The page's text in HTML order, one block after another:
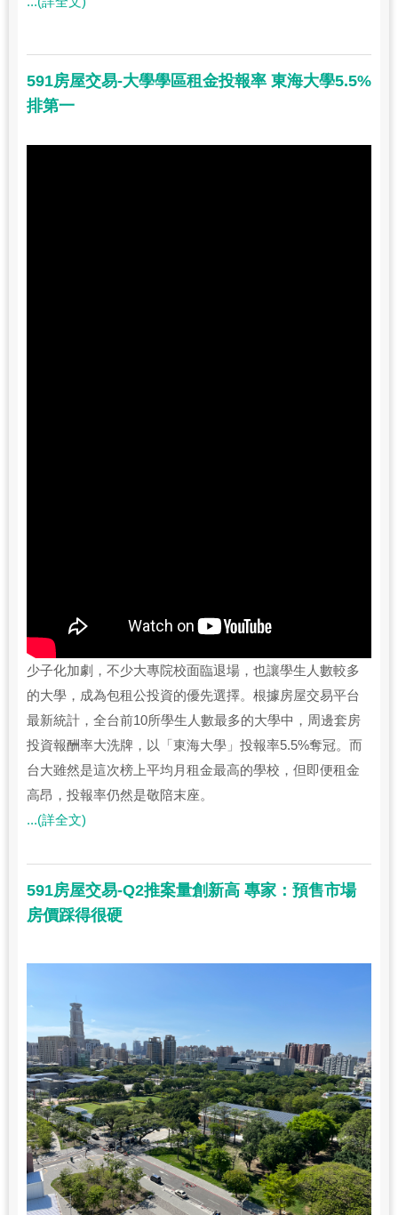
591房屋交易-大學學區租金投報率 東海大學5.5%
排第一
少子化加劇，不少大專院校面臨退場，也讓學生人數較多
的大學，成為包租公投資的優先選擇。根據房屋交易平台
最新統計，全台前10所學生人數最多的大學中，周邊套房
投資報酬率大洗牌，以「東海大學」投報率5.5%奪冠。而
台大雖然是這次榜上平均月租金最高的學校，但即便租金
高昂，投報率仍然是敬陪末座。
...(詳全文)
591房屋交易-Q2推案量創新高 專家：預售市場
房價踩得很硬